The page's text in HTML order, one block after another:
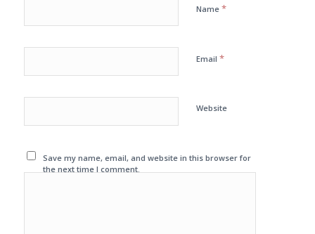
Name *
Email *
Website
Save my name, email, and website in this browser for
the next time I comment.